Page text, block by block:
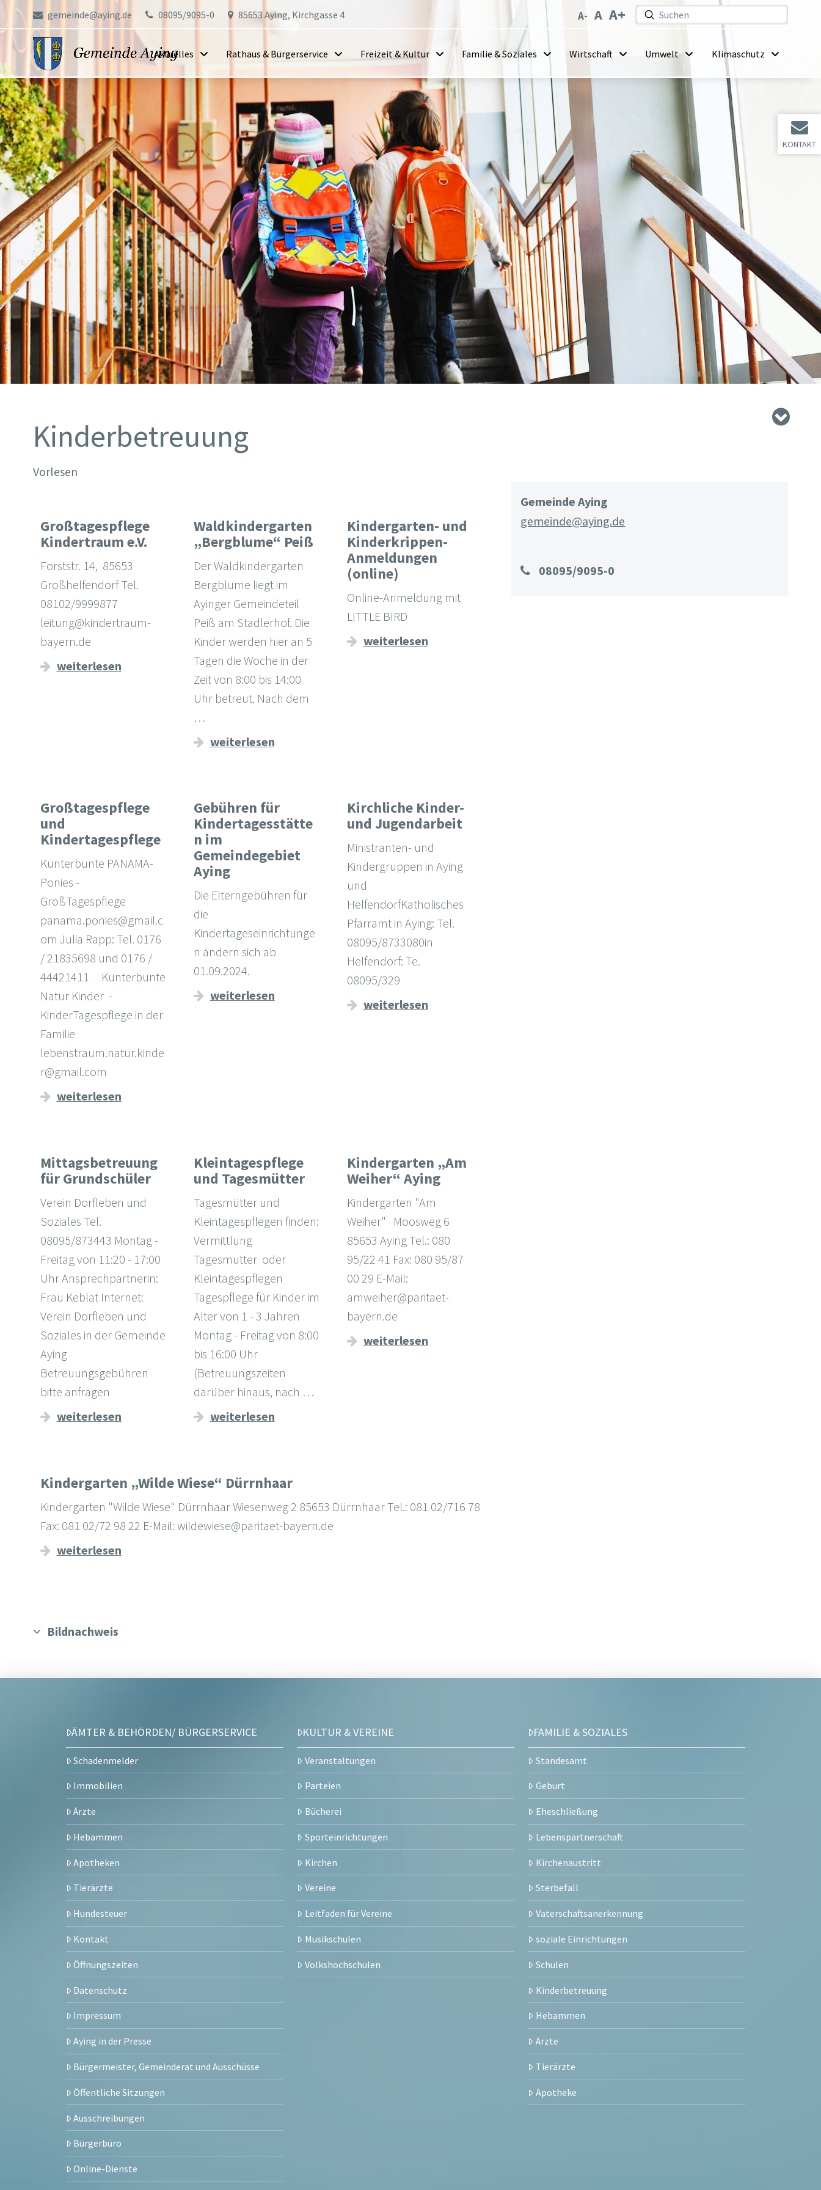
KONTAKT
gemeinde@aying.de 08095/9095-0 85653 Aying, Kirchgasse 4
Search
Submit
Aktuelles Rathaus & Bürgerservice Freizeit & Kultur Familie & Soziales Wirtschaft Umwelt Klimaschutz
Kinderbetreuung
Vorlesen
Großtagespflege
Kindertraum e.V.
Forststr. 14, 85653
Großhelfendorf Tel.
08102/9999877
leitung@kindertraum-
bayern.de
weiterlesen
Waldkindergarten
„Bergblume“ Peiß
Der Waldkindergarten
Bergblume liegt im
Ayinger Gemeindeteil
Peiß am Stadlerhof. Die
Kinder werden hier an 5
Tagen die Woche in der
Zeit von 8:00 bis 14:00
Uhr betreut. Nach dem
…
weiterlesen
Kindergarten- und
Kinderkrippen-
Anmeldungen
(online)
Online-Anmeldung mit
LITTLE BIRD
weiterlesen
Großtagespflege
und
Kindertagespflege
Kunterbunte PANAMA-
Ponies -
GroßTagespflege
panama.ponies@gmail.c
om Julia Rapp: Tel. 0176
/ 21835698 und 0176 /
44421411 Kunterbunte
Natur Kinder -
KinderTagespflege in der
Familie
lebenstraum.natur.kinde
r@gmail.com
weiterlesen
Gebühren für
Kindertagesstätte
n im
Gemeindegebiet
Aying
Die Elterngebühren für
die
Kindertageseinrichtunge
n ändern sich ab
01.09.2024.
weiterlesen
Kirchliche Kinder-
und Jugendarbeit
Ministranten- und
Kindergruppen in Aying
und
HelfendorfKatholisches
Pfarramt in Aying: Tel.
08095/8733080in
Helfendorf: Te.
08095/329
weiterlesen
Mittagsbetreuung
für Grundschüler
Verein Dorfleben und
Soziales Tel.
08095/873443 Montag -
Freitag von 11:20 - 17:00
Uhr Ansprechpartnerin:
Frau Keblat Internet:
Verein Dorfleben und
Soziales in der Gemeinde
Aying
Betreuungsgebühren
bitte anfragen
weiterlesen
Kleintagespflege
und Tagesmütter
Tagesmütter und
Kleintagespflegen finden:
Vermittlung
Tagesmutter oder
Kleintagespflegen
Tagespflege für Kinder im
Alter von 1 - 3 Jahren
Montag - Freitag von 8:00
bis 16:00 Uhr
(Betreuungszeiten
darüber hinaus, nach …
weiterlesen
Kindergarten „Am
Weiher“ Aying
Kindergarten "Am
Weiher" Moosweg 6
85653 Aying Tel.: 080
95/22 41 Fax: 080 95/87
00 29 E-Mail:
amweiher@paritaet-
bayern.de
weiterlesen
Kindergarten „Wilde Wiese“ Dürrnhaar
Kindergarten "Wilde Wiese" Dürrnhaar Wiesenweg 2 85653 Dürrnhaar Tel.: 081 02/716 78
Fax: 081 02/72 98 22 E-Mail: wildewiese@paritaet-bayern.de
weiterlesen
Gemeinde Aying
gemeinde@aying.de
08095/9095-0
Bildnachweis
ÄMTER & BEHÖRDEN/ BÜRGERSERVICE
Schadenmelder
Immobilien
Ärzte
Hebammen
Apotheken
Tierärzte
Hundesteuer
Kontakt
Öffnungszeiten
Datenschutz
Impressum
Aying in der Presse
Bürgermeister, Gemeinderat und Ausschüsse
Öffentliche Sitzungen
Ausschreibungen
Bürgerbüro
Online-Dienste
KULTUR & VEREINE
Veranstaltungen
Parteien
Bücherei
Sporteinrichtungen
Kirchen
Vereine
Leitfaden für Vereine
Musikschulen
Volkshochschulen
FAMILIE & SOZIALES
Standesamt
Geburt
Eheschließung
Lebenspartnerschaft
Kirchenaustritt
Sterbefall
Vaterschaftsanerkennung
soziale Einrichtungen
Schulen
Kinderbetreuung
Hebammen
Ärzte
Tierärzte
Apotheke